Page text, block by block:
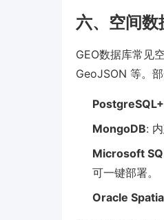
六、空间
GEO数据库常见
GeoJSON 等。
MongoDB:
Microsoft
可一键部署。
Oracle